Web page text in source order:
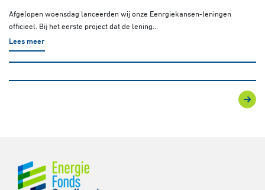
Afgelopen woensdag lanceerden wij onze Eenrgiekansen-leningen
officieel. Bij het eerste project dat de lening...
Lees meer